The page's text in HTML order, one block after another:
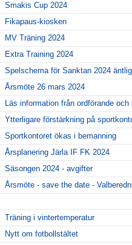
Smakis Cup 2024
Fikapaus-kiosken
MV Träning 2024
Extra Training 2024
Spelschema för Sanktan 2024
Årsmöte 26 mars 2024
Läs information från ordförande
Ytterligare förstärkning på
Sportkontoret ökas i bemanning
Årsplanering Järla IF FK 2024
Säsongen 2024 - avgifter
Årsmöte - save the date -
Träning i vintertemperatur
Nytt om fotbollstältet